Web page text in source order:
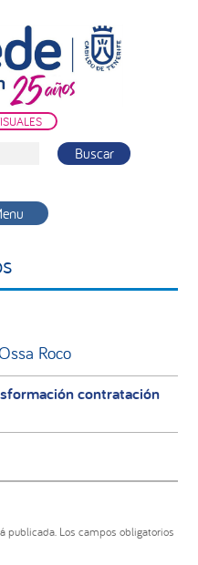
Roco
contratación
publicada. Los campos obligatorios